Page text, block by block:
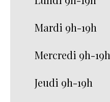
Mardi 9h-19h
Mercredi 9h-19h
Jeudi 9h-19h